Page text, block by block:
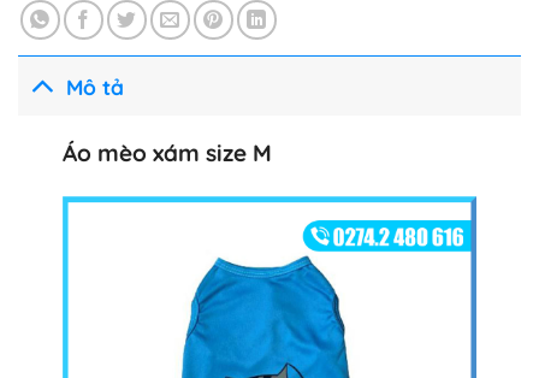
Mô tả
Áo mèo xám size M